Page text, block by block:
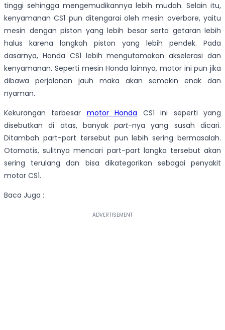
tinggi sehingga mengemudikannya lebih mudah. Selain itu,
kenyamanan CS1 pun ditengarai oleh mesin overbore, yaitu
mesin dengan piston yang lebih besar serta getaran lebih
halus karena langkah piston yang lebih pendek. Pada
dasarnya, Honda CS1 lebih mengutamakan akselerasi dan
kenyamanan. Seperti mesin Honda lainnya, motor ini pun jika
dibawa perjalanan jauh maka akan semakin enak dan
nyaman.
Kekurangan terbesar motor Honda CS1 ini seperti yang
disebutkan di atas, banyakpart-nya yang susah dicari.
Ditambah part-part tersebut pun lebih sering bermasalah.
Otomatis, sulitnya mencari part-part langka tersebut akan
sering terulang dan bisa dikategorikan sebagai penyakit
motor CS1.
Baca Juga :